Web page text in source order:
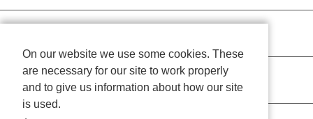
クッキーポリシー
On our website we use some cookies. These
are necessary for our site to work properly
and to give us information about how our site
is used.